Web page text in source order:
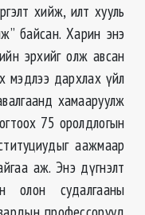
хийж, илт хууль
байсан. Харин энэ
эрхийг олж авсан
мэдлээ дархлах үйл
хамааруулж
75 оролдлогын
аажмаар
аж. Энэ дүгнэлт
олон судалгааны